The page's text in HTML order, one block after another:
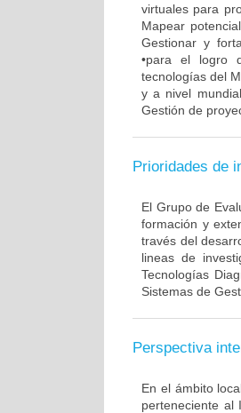
virtuales para
Mapear
Gestionar y
•para el logro
tecnologías del
y a nivel
Gestión de
Prioridades de
El Grupo de
formación y
través del
lineas de
Tecnologías
Sistemas de
Perspectiva
En el ámbito
perteneciente al